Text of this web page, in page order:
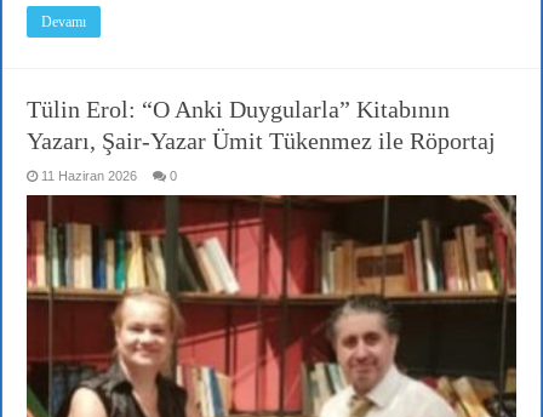
Devamı
Tülin Erol: “O Anki Duygularla” Kitabının
Yazarı, Şair-Yazar Ümit Tükenmez ile Röportaj
11 Haziran 2026 0